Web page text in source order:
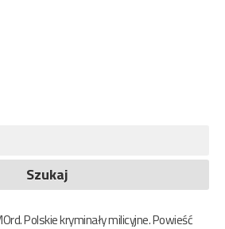
Polskie kryminały milicyjne. Powieść